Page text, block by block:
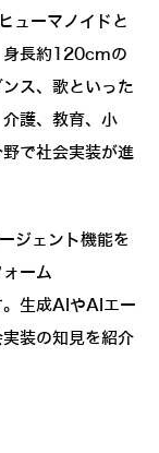
ューマノイドと
身長約120cmの
ス、歌といった
護、教育、小
で社会実装が進
ジェント機能を
ーム
生成AIやAIエー
装の知見を紹介